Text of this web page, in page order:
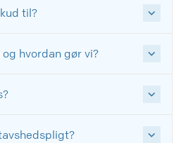
til?
hvordan gør vi?